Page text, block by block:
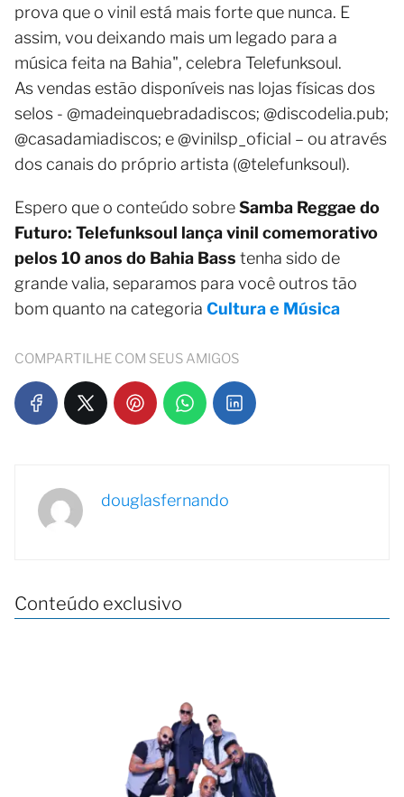
prova que o vinil está mais forte que nunca. E
assim, vou deixando mais um legado para a
música feita na Bahia", celebra Telefunksoul.
As vendas estão disponíveis nas lojas físicas dos
selos - @madeinquebradadiscos; @discodelia.pub;
@casadamiadiscos; e @vinilsp_oficial – ou através
dos canais do próprio artista (@telefunksoul).
Espero que o conteúdo sobreSamba Reggae do
Futuro: Telefunksoul lança vinil comemorativo
pelos 10 anos do Bahia Bass tenha sido de
grande valia, separamos para você outros tão
bom quanto na categoria Cultura e Música
COMPARTILHE COM SEUS AMIGOS
douglasfernando
Conteúdo exclusivo